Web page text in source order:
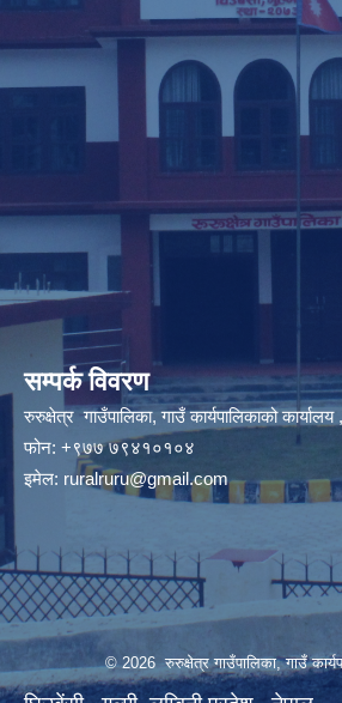
सम्पर्क विवरण
रुरुक्षेत्र गाउँपालिका, गाउँ कार्यपालिकाको कार्यालय
फोन: +९७७ ७९४१०१०४
इमेल: ruralruru@gmail.com
© 2026 रुरुक्षेत्र गाउँपालिका, गाउँ